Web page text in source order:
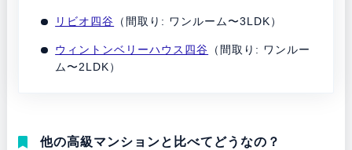
リビオ四谷 （間取り: ワンルーム〜3LDK）
ウィントンベリーハウス四谷 （間取り: ワンルー
ム〜2LDK）
他の高級マンションと比べてどうなの？